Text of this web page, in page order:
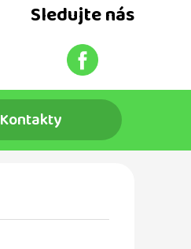
Sledujte nás
Kontakty